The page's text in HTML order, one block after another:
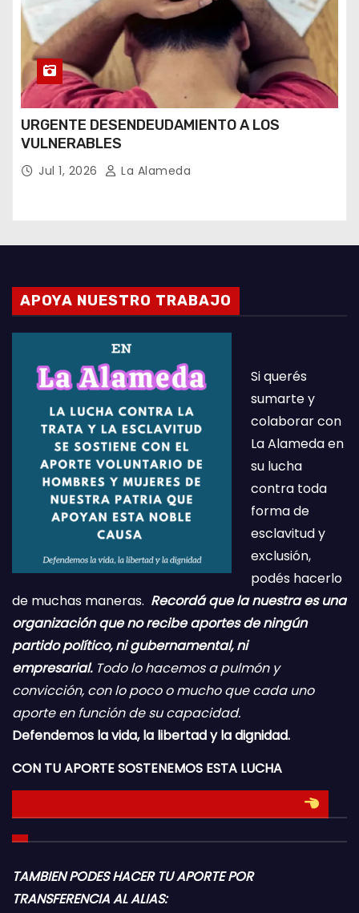
URGENTE DESENDEUDAMIENTO A LOS
VULNERABLES
Jul 1, 2026 La Alameda
APOYA NUESTRO TRABAJO
Si querés
sumarte y
colaborar con
La Alameda en
su lucha
contra toda
forma de
esclavitud y
exclusión,
podés hacerlo
de muchas maneras. Recordá que la nuestra es una
organización que no recibe aportes de ningún
partido político, ni gubernamental, ni
empresarial.Todo lo hacemos a pulmón y
convicción, con lo poco o mucho que cada uno
aporte en función de su capacidad.
Defendemos la vida, la libertad y la dignidad.
CON TU APORTE SOSTENEMOS ESTA LUCHA
TAMBIEN PODES HACER TU APORTE POR
TRANSFERENCIA AL ALIAS: